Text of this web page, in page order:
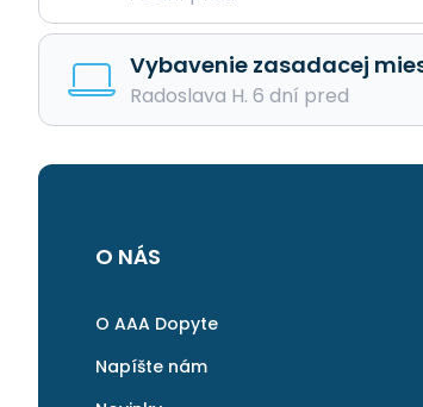
Vybavenie zasadacej
Radoslava H. 6 dní pred
O NÁS
O AAA Dopyte
Napíšte nám